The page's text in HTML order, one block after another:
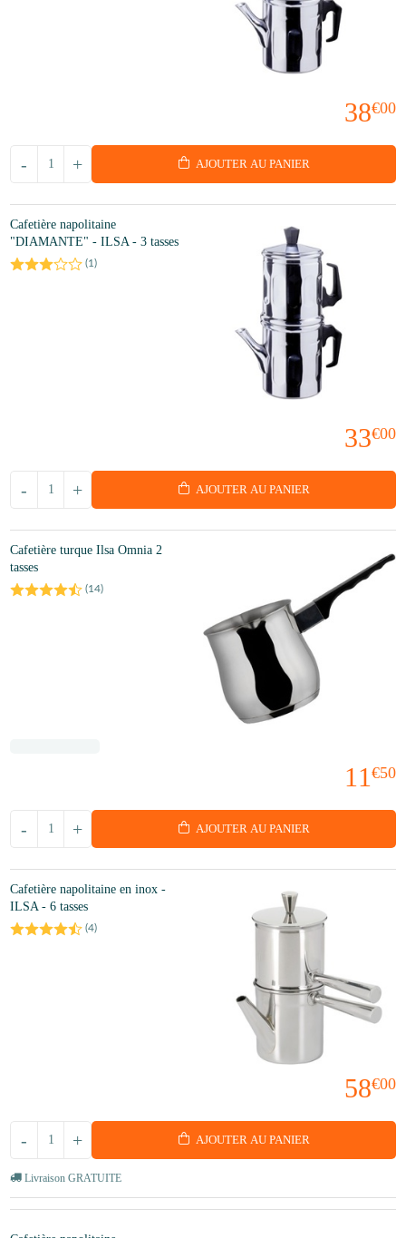
38€00
+
- AJOUTER AU PANIER
Cafetière napolitaine
"DIAMANTE" - ILSA - 3 tasses
(1)
33€00
+
- AJOUTER AU PANIER
Cafetière turque Ilsa Omnia 2
tasses
(14)
11 €50
+
- AJOUTER AU PANIER
Cafetière napolitaine en inox -
ILSA - 6 tasses
(4)
58€00
+
- AJOUTER AU PANIER
Livraison GRATUITE